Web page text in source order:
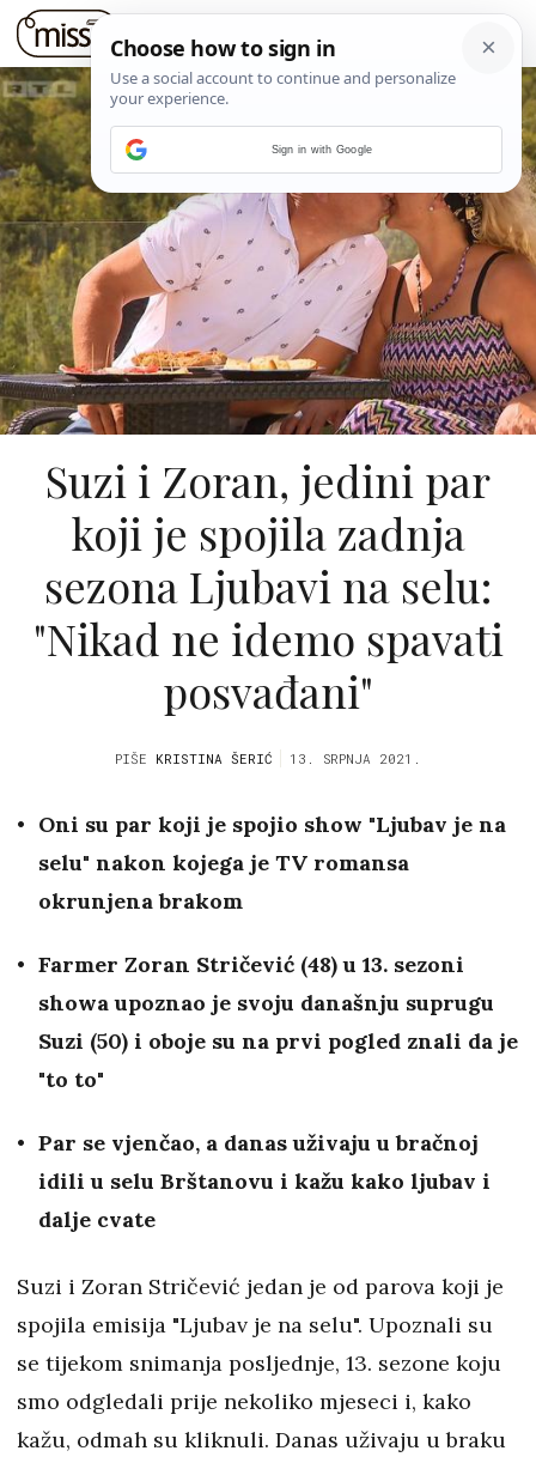
Suzi i Zoran, jedini par
koji je spojila zadnja
sezona Ljubavi na selu:
"Nikad ne idemo spavati
posvađani"
PIŠE KRISTINA ŠERIĆ 13. SRPNJA 2021.
Oni su par koji je spojio show "Ljubav je na
selu" nakon kojega je TV romansa
okrunjena brakom
Farmer Zoran Stričević (48) u 13. sezoni
showa upoznao je svoju današnju suprugu
Suzi (50) i oboje su na prvi pogled znali da je
"to to"
Par se vjenčao, a danas uživaju u bračnoj
idili u selu Brštanovu i kažu kako ljubav i
dalje cvate
Suzi i Zoran Stričević jedan je od parova koji je
spojila emisija "Ljubav je na selu". Upoznali su
se tijekom snimanja posljednje, 13. sezone koju
smo odgledali prije nekoliko mjeseci i, kako
kažu, odmah su kliknuli. Danas uživaju u braku
Sign in with Google